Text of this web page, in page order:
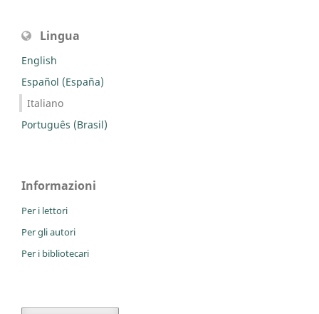
Lingua
English
Español (España)
Italiano
Português (Brasil)
Informazioni
Per i lettori
Per gli autori
Per i bibliotecari